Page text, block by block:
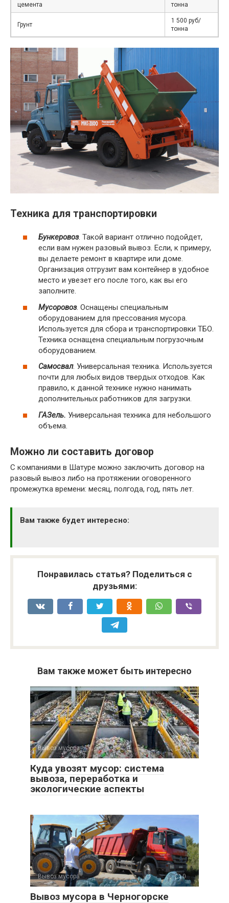
цемента
тонна
Грунт
1 500 руб/
тонна
Техника для транспортировки
Бункеровоз. Такой вариант отлично подойдет,
если вам нужен разовый вывоз. Если, к примеру,
вы делаете ремонт в квартире или доме.
Организация отгрузит вам контейнер в удобное
место и увезет его после того, как вы его
заполните.
Мусоровоз. Оснащены специальным
оборудованием для прессования мусора.
Используется для сбора и транспортировки ТБО.
Техника оснащена специальным погрузочным
оборудованием.
Самосвал. Универсальная техника. Используется
почти для любых видов твердых отходов. Как
правило, к данной технике нужно нанимать
дополнительных работников для загрузки.
ГАЗель. Универсальная техника для небольшого
объема.
Можно ли составить договор
С компаниями в Шатуре можно заключить договор на
разовый вывоз либо на протяжении оговоренного
промежутка времени: месяц, полгода, год, пять лет.
Вам также будет интересно:
Понравилась статья? Поделиться с
друзьями:
Вам также может быть интересно
Вывоз мусора 0
Куда увозят мусор: система
вывоза, переработка и
экологические аспекты
Вывоз мусора 0
Вывоз мусора в Черногорске